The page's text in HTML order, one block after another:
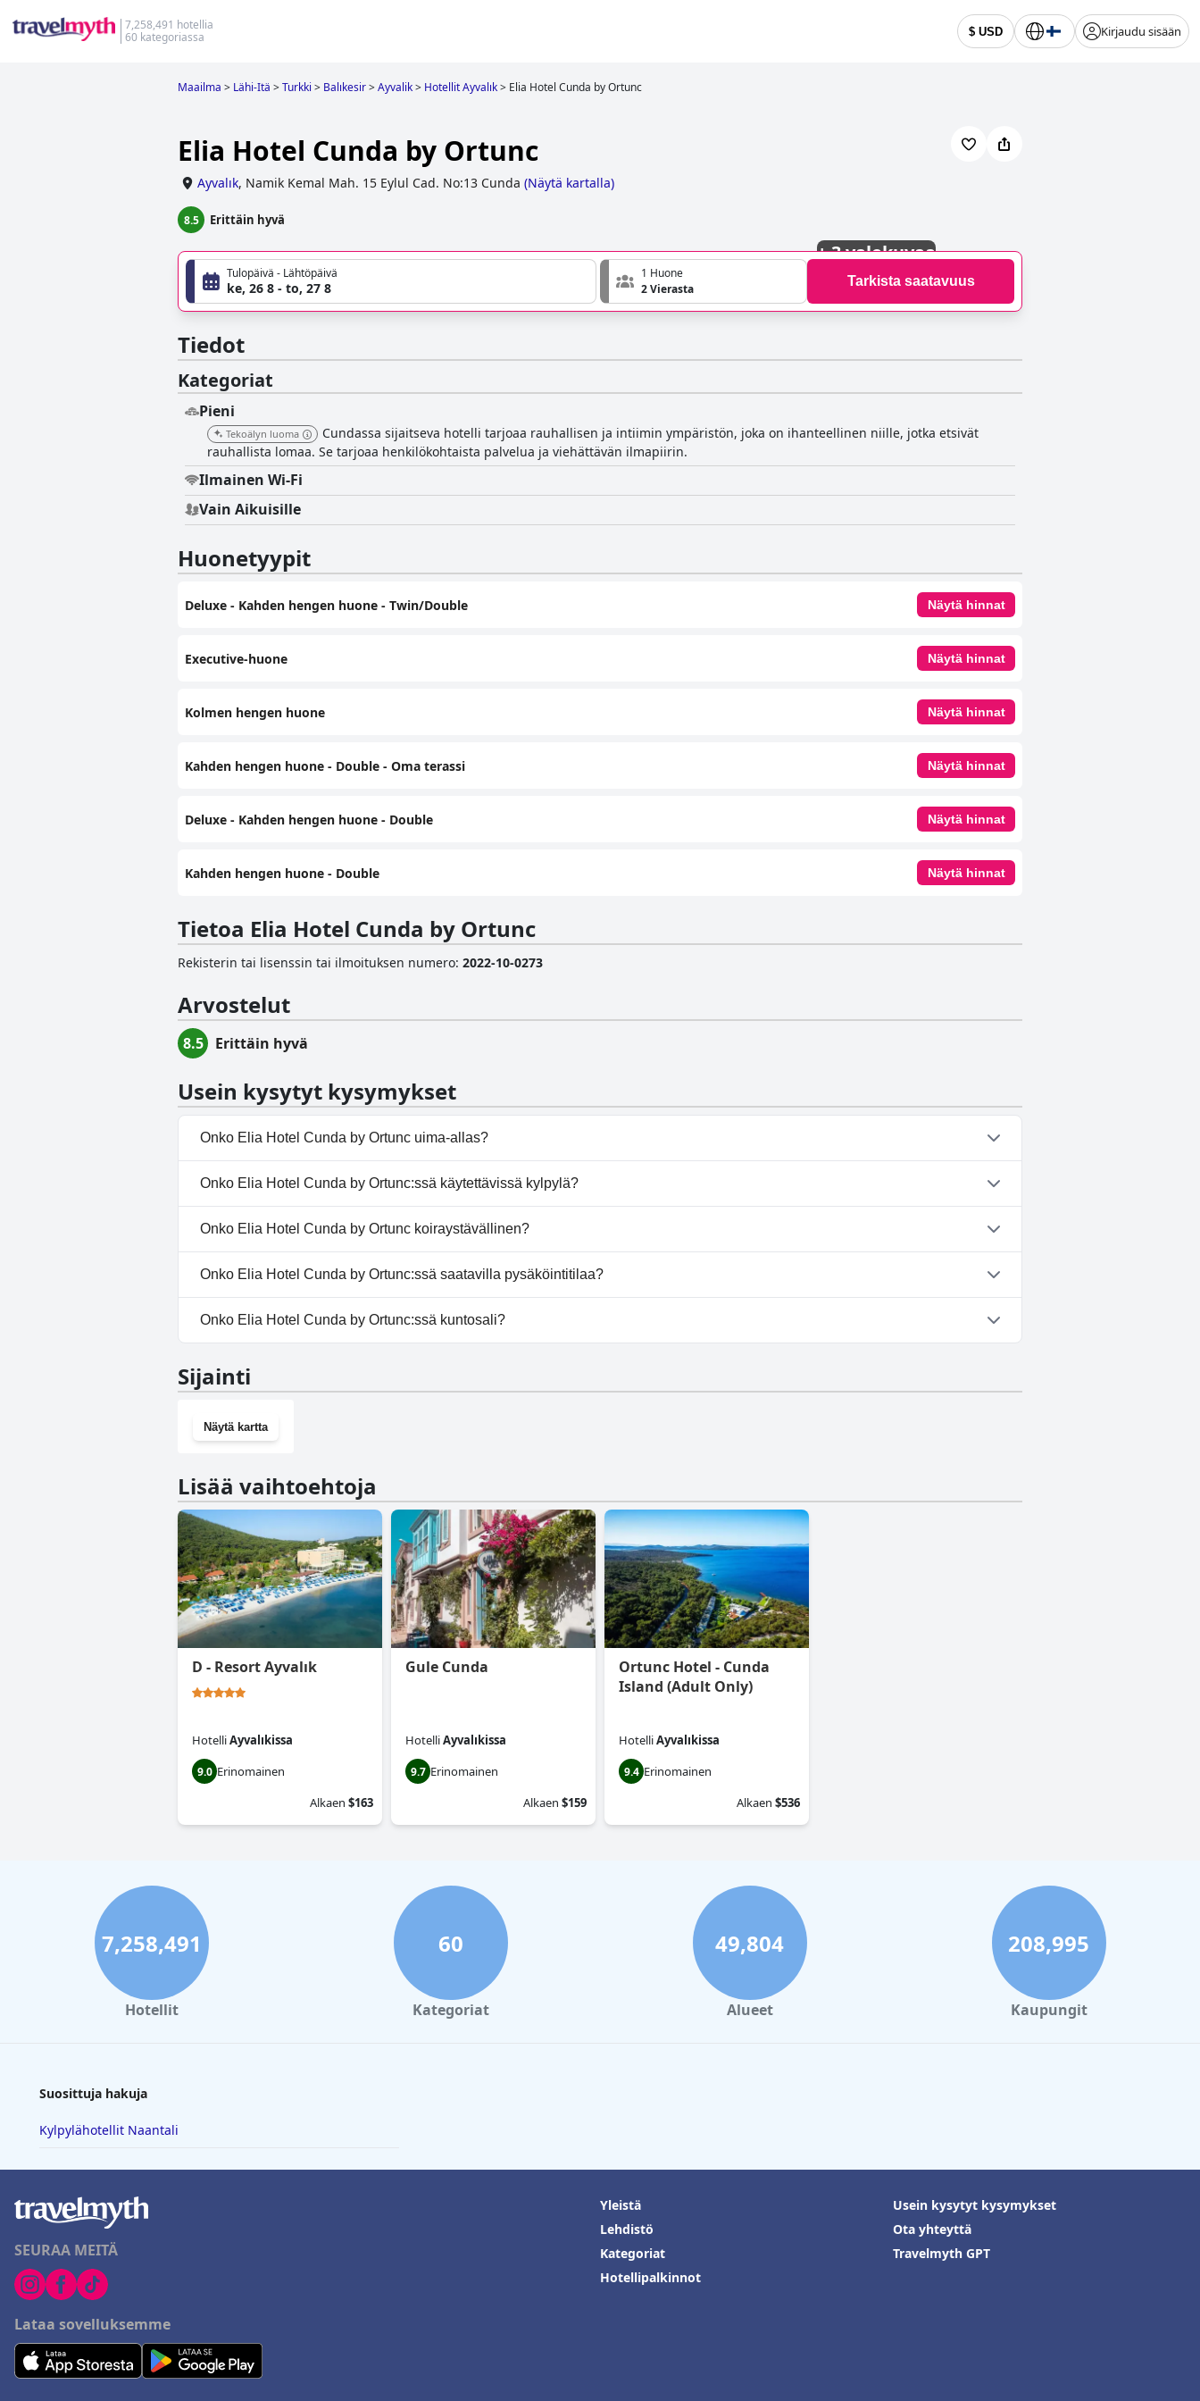
7,258,491 hotellia
60 kategoriassa
$ USD Kirjaudu sisään
Maailma > Lähi-Itä >Turkki > Balıkesir>Ayvalik> Hotellit Ayvalık> Elia Hotel Cunda by Ortunc
Elia Hotel Cunda by Ortunc
Ayvalık, Namik Kemal Mah. 15 Eylul Cad. No:13 Cunda (Näytä kartalla)
8.5 Erittäin hyvä
+3 valokuvaa
Tulopäivä - Lähtöpäivä
ke, 26 8 - to, 27 8
1 Huone
2 Vierasta
Tarkista saatavuus
Tiedot
Kategoriat
Pieni
Tekoälyn luoma
Cundassa sijaitseva hotelli tarjoaa rauhallisen ja intiimin ympäristön, joka on ihanteellinen niille, jotka etsivät
rauhallista lomaa. Se tarjoaa henkilökohtaista palvelua ja viehättävän ilmapiirin.
Ilmainen Wi-Fi
Vain Aikuisille
Huonetyypit
Deluxe - Kahden hengen huone - Twin/Double Näytä hinnat
Executive-huone Näytä hinnat
Kolmen hengen huone Näytä hinnat
Kahden hengen huone - Double - Oma terassi Näytä hinnat
Deluxe - Kahden hengen huone - Double Näytä hinnat
Kahden hengen huone - Double Näytä hinnat
Tietoa Elia Hotel Cunda by Ortunc
Rekisterin tai lisenssin tai ilmoituksen numero: 2022-10-0273
Arvostelut
8.5 Erittäin hyvä
Usein kysytyt kysymykset
Onko Elia Hotel Cunda by Ortunc uima-allas?
Ei, Elia Hotel Cunda by Ortunc ei ole uima-allasta.
Onko Elia Hotel Cunda by Ortunc:ssä käytettävissä kylpylä?
Ei, Elia Hotel Cunda by Ortunc ei tarjoa kylpylää.
Onko Elia Hotel Cunda by Ortunc koiraystävällinen?
Ei, Elia Hotel Cunda by Ortunc ei salli koiria.
Onko Elia Hotel Cunda by Ortunc:ssä saatavilla pysäköintitilaa?
Ei, Elia Hotel Cunda by Ortunc ei tarjoa pysäköintimahdollisuutta.
Onko Elia Hotel Cunda by Ortunc:ssä kuntosali?
Sijainti
Näytä kartta
Lisää vaihtoehtoja
D - Resort Ayvalık
HotelliAyvalıkissa
9.0 Erinomainen
Alkaen $163
Gule Cunda
HotelliAyvalıkissa
9.7 Erinomainen
Alkaen $159
Ortunc Hotel - Cunda
Island (Adult Only)
HotelliAyvalıkissa
9.4 Erinomainen
Alkaen $536
7,258,491
Hotellit
60
Kategoriat
49,804
Alueet
208,995
Kaupungit
Suosittuja hakuja
Kylpylähotellit Naantali
SEURAA MEITÄ
Lataa sovelluksemme
Yleistä
Lehdistö
Kategoriat
Hotellipalkinnot
Usein kysytyt kysymykset
Ota yhteyttä
Travelmyth GPT